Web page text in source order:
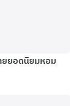
ยยอดนิยมหอม